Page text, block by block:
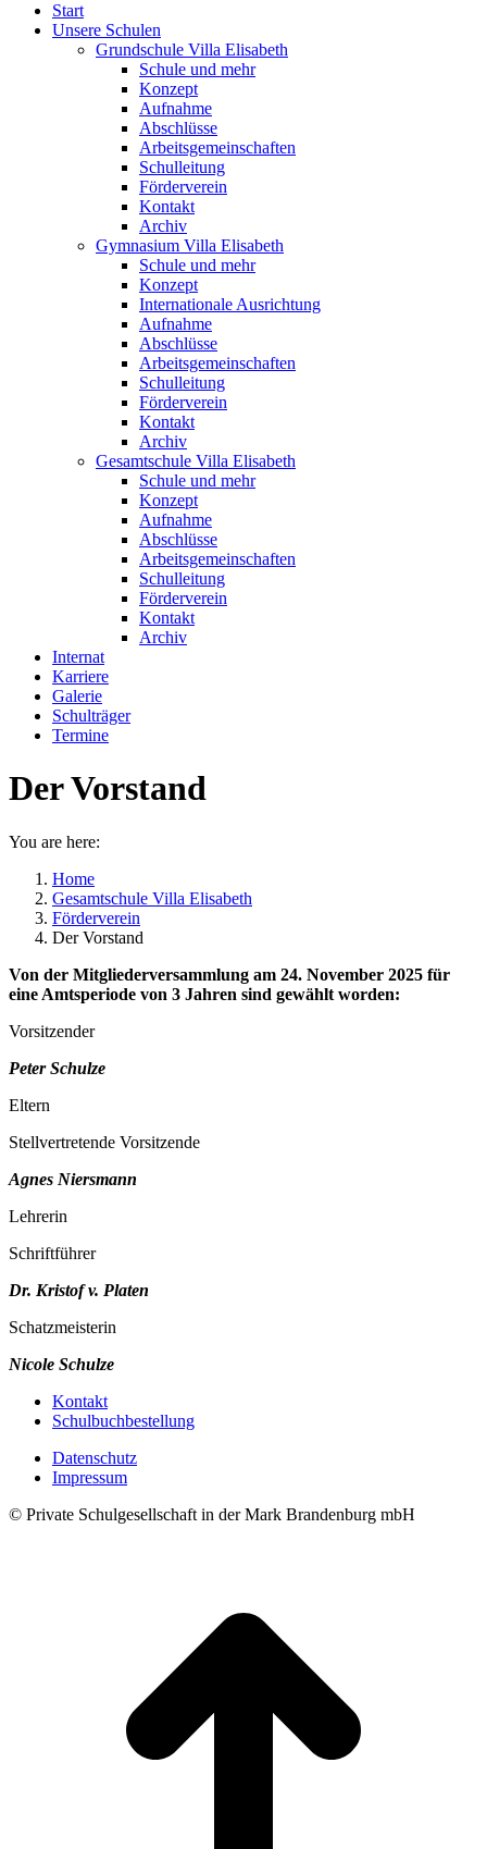
Start
Unsere Schulen
Grundschule Villa Elisabeth
Schule und mehr
Konzept
Aufnahme
Abschlüsse
Arbeitsgemeinschaften
Schulleitung
Förderverein
Kontakt
Archiv
Gymnasium Villa Elisabeth
Schule und mehr
Konzept
Internationale Ausrichtung
Aufnahme
Abschlüsse
Arbeitsgemeinschaften
Schulleitung
Förderverein
Kontakt
Archiv
Gesamtschule Villa Elisabeth
Schule und mehr
Konzept
Aufnahme
Abschlüsse
Arbeitsgemeinschaften
Schulleitung
Förderverein
Kontakt
Archiv
Internat
Karriere
Galerie
Schulträger
Termine
Der Vorstand
You are here:
Home
Gesamtschule Villa Elisabeth
Förderverein
Der Vorstand
Von der Mitgliederversammlung am 24. November 2025 für
eine Amtsperiode von 3 Jahren sind gewählt worden:
Vorsitzender
Peter Schulze
Eltern
Stellvertretende Vorsitzende
Agnes Niersmann
Lehrerin
Schriftführer
Dr. Kristof v. Platen
Schatzmeisterin
Nicole Schulze
Kontakt
Schulbuchbestellung
Datenschutz
Impressum
© Private Schulgesellschaft in der Mark Brandenburg mbH